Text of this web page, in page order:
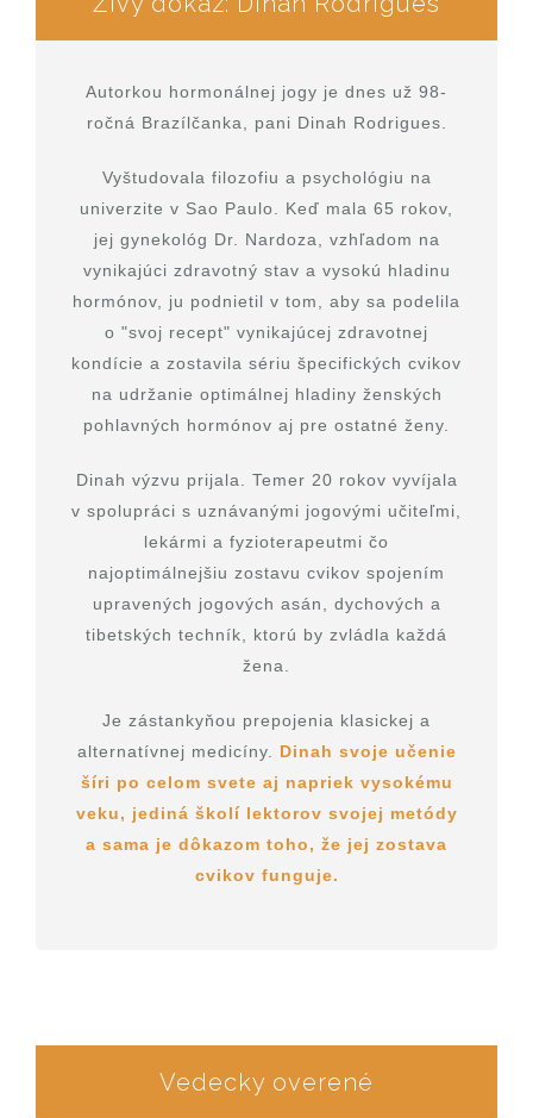
Autorkou hormonálnej jogy je dnes už 98-
ročná Brazílčanka, pani Dinah Rodrigues.
Vyštudovala filozofiu a psychológiu na
univerzite v Sao Paulo. Keď mala 65 rokov,
jej gynekológ Dr. Nardoza, vzhľadom na
vynikajúci zdravotný stav a vysokú hladinu
hormónov, ju podnietil v tom, aby sa podelila
o "svoj recept" vynikajúcej zdravotnej
kondície a zostavila sériu špecifických cvikov
na udržanie optimálnej hladiny ženských
pohlavných hormónov aj pre ostatné ženy.
Dinah výzvu prijala. Temer 20 rokov vyvíjala
v spolupráci s uznávanými jogovými učiteľmi,
lekármi a fyzioterapeutmi čo
najoptimálnejšiu zostavu cvikov spojením
upravených jogových asán, dychových a
tibetských techník, ktorú by zvládla každá
žena.
Je zástankyňou prepojenia klasickej a
alternatívnej medicíny. Dinah svoje učenie
šíri po celom svete aj napriek vysokému
veku, jediná školí lektorov svojej metódy
a sama je dôkazom toho, že jej zostava
cvikov funguje.
Vedecky overené